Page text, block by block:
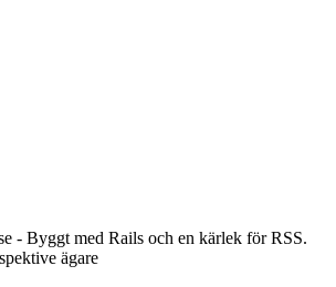
- Byggt med Rails och en kärlek för RSS.
ägare